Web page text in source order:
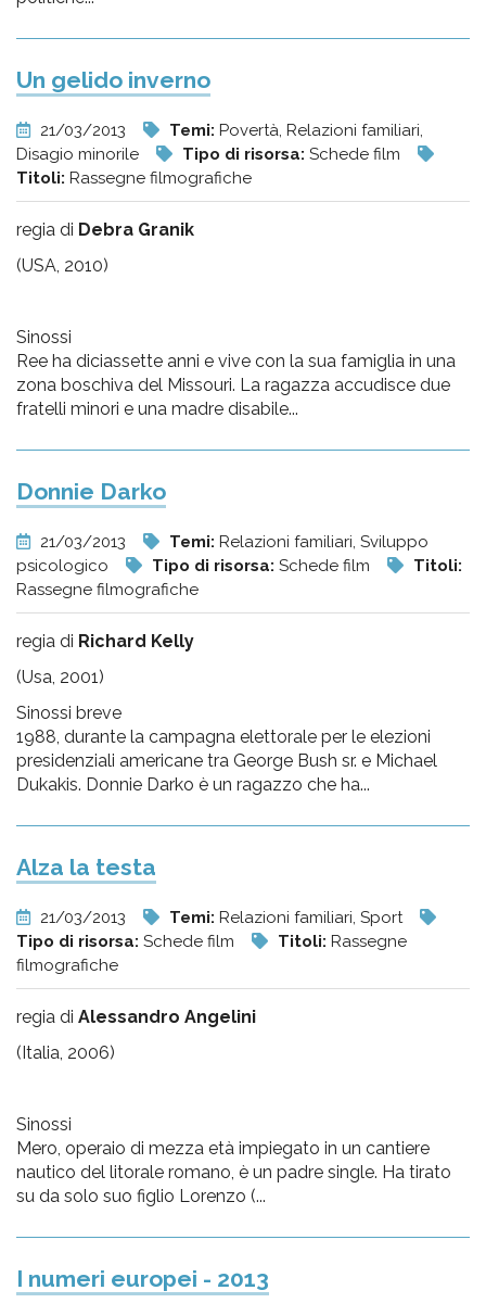
Un gelido inverno
21/03/2013 Temi: Povertà, Relazioni familiari,
Disagio minorile
Tipo di risorsa: Schede film
Titoli: Rassegne filmografiche
regia di Debra Granik
(USA, 2010)
Sinossi
Ree ha diciassette anni e vive con la sua famiglia in una
zona boschiva del Missouri. La ragazza accudisce due
fratelli minori e una madre disabile...
Donnie Darko
21/03/2013 Temi: Relazioni familiari, Sviluppo
psicologico
Tipo di risorsa: Schede film
Titoli:
Rassegne filmografiche
regia di Richard Kelly
(Usa, 2001)
Sinossi breve
1988, durante la campagna elettorale per le elezioni
presidenziali americane tra George Bush sr. e Michael
Dukakis. Donnie Darko è un ragazzo che ha...
Alza la testa
21/03/2013 Temi: Relazioni familiari, Sport
Tipo di risorsa: Schede film Titoli: Rassegne
filmografiche
regia di Alessandro Angelini
(Italia, 2006)
Sinossi
Mero, operaio di mezza età impiegato in un cantiere
nautico del litorale romano, è un padre single. Ha tirato
su da solo suo figlio Lorenzo (...
I numeri europei - 2013